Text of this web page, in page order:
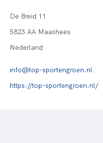
De Breid 11
5823 AA Maashees
Nederland
info@top-sportengroen.nl
https://top-sportengroen.nl/